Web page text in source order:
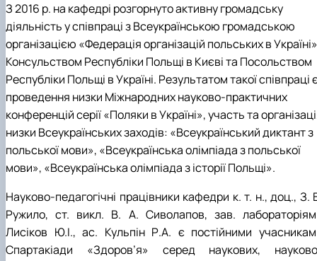
З 2016 р. на кафедрі розгорнуто активну громадську
діяльність у співпраці з Всеукраїнською громадською
організацією «Федерація організацій польських в
Консульством Республіки Польщі в Києві та Посольством
Республіки Польщі в Україні. Результатом такої співпраці
проведення низки Міжнародних науково-практичних
конференцій серії «Поляки в Україні», участь та
низки Всеукраїнських заходів: «Всеукраїнський диктант з
польської мови», «Всеукраїнська олімпіада з польської
мови», «Всеукраїнська олімпіада з історії Польщі».
Науково-педагогічні працівники кафедри к. т. н., доц., З.
Ружило, ст. викл. В. А. Сиволапов, зав.
Лисіков Ю.І., ас. Кульпін Р.А. є постійними
Спартакіади «Здоров’я» серед наукових,